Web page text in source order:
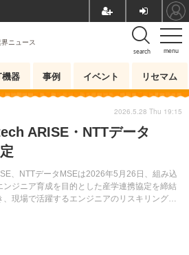
menu
search
ニュース
機器 事例 イベント リセマム
ARISE・NTTデータ
、NTTデータMSEは2026年5月26日、組み込
ジニア育成を目的とした産学連携協定を締結
、現場で活躍するエンジニアのリスキリングを
2026.5.28 Thu 19:15